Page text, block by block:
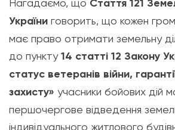
Нагадаємо, що Стаття 121
України говорить, що кожен
має право отримати земельну
до пункту14 статті 12 Закону
статус ветеранів війни,
захисту» учасники бойових дій
першочергове відведення
індивідуального житлового